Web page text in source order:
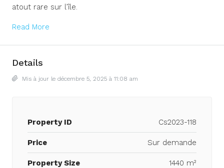
atout rare sur l’île.
Read More
Details
Mis à jour le décembre 5, 2025 à 11:08 am
Property ID Cs2023-118
Price Sur demande
Property Size 1440 m²